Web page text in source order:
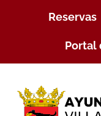
Reservas
Portal